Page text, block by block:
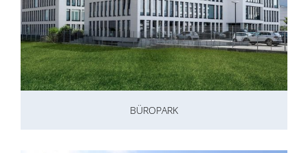
BÜROPARK